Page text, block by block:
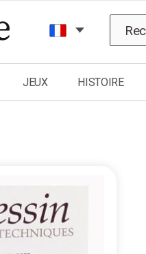
JEUX HISTOIRE